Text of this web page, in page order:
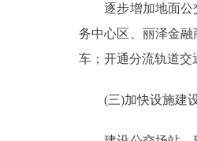
逐步增加地面公交
务中心区、丽泽金
车；开通分流轨道交
(三)加快设施建设